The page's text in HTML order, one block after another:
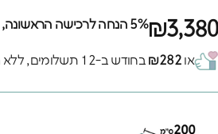
₪3,3805% הנחה לרכישה הראשונה,
או₪282 בחודש ב-12 תשלומים, ללא ריבית